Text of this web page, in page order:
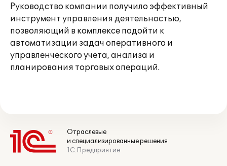
Руководство компании получило эффективный
инструмент управления деятельностью,
позволяющий в комплексе подойти к
автоматизации задач оперативного и
управленческого учета, анализа и
планирования торговых операций.
Отраслевые
и специализированные решения
1С:Предприятие